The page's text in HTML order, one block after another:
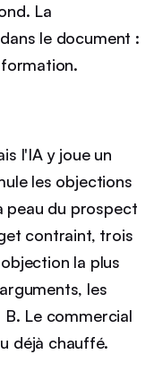
La
le document :
l'IA y joue un
les objections
peau du prospect
contraint, trois
la plus
les
Le commercial
déjà chauffé.